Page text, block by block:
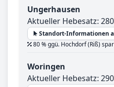
Ungerhausen
Aktueller Hebesatz:
Standort-Informationen
80 % ggü. Hochdorf (Riß)
Woringen
Aktueller Hebesatz: